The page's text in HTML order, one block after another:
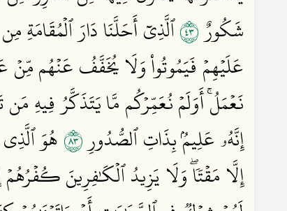
شَكُورٌ٣٤ٱلَّذِيٓ أَحَلَّنَا دَارَ
عَلَيۡهِمۡ فَيَمُوتُواْ وَلَا يُخَفَّفُ عَنۡهُم
نَعۡمَلُۚ أَوَلَمۡ نُعَمِّرۡكُم مَّا يَتَذَكَّرُ فِيهِ
إِنَّهُۥ عَلِيمُۢ بِذَاتِ ٱلصُّدُورِ٣٨هُوَ
إِلَّا مَقۡتٗاۖ وَلَا يَزِيدُ ٱلۡكَٰفِرِينَ كُفۡرُهُمۡ